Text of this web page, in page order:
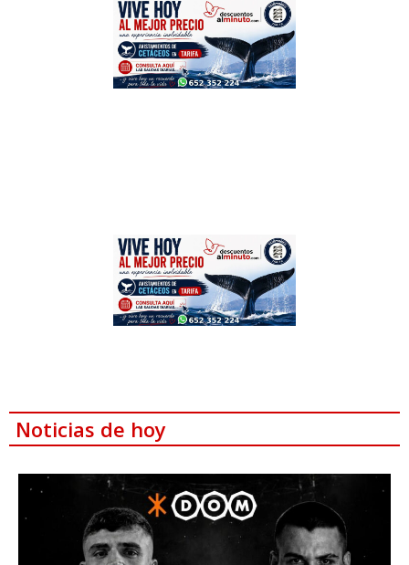
Noticias de hoy